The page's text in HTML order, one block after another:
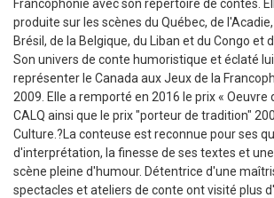
Francophonie avec son répertoire de contes.
produite sur les scènes du Québec, de
Brésil, de la Belgique, du Liban et du Congo et
Son univers de conte humoristique et éclaté
représenter le Canada aux Jeux de la
2009. Elle a remporté en 2016 le prix « Oeuvre
CALQ ainsi que le prix "porteur de tradition"
Culture.?La conteuse est reconnue pour ses
d'interprétation, la finesse de ses textes et
scène pleine d'humour. Détentrice d'une
spectacles et ateliers de conte ont visité plus